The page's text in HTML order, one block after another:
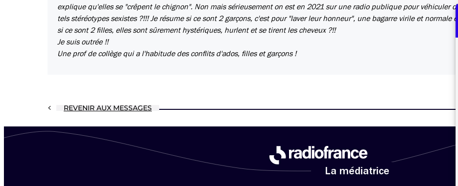
explique qu'elles se "crêpent le chignon". Non mais sérieusement on est en 2021 sur une radio publique pour véhiculer de
tels stéréotypes sexistes ?!!! Je résume si ce sont 2 garçons, c'est pour "laver leur honneur", une bagarre virile et normale et
si ce sont 2 filles, elles sont sûrement hystériques, hurlent et se tirent les cheveux ?!!
Je suis outrée !!
Une prof de collège qui a l'habitude des conflits d'ados, filles et garçons !
REVENIR AUX MESSAGES
La médiatrice